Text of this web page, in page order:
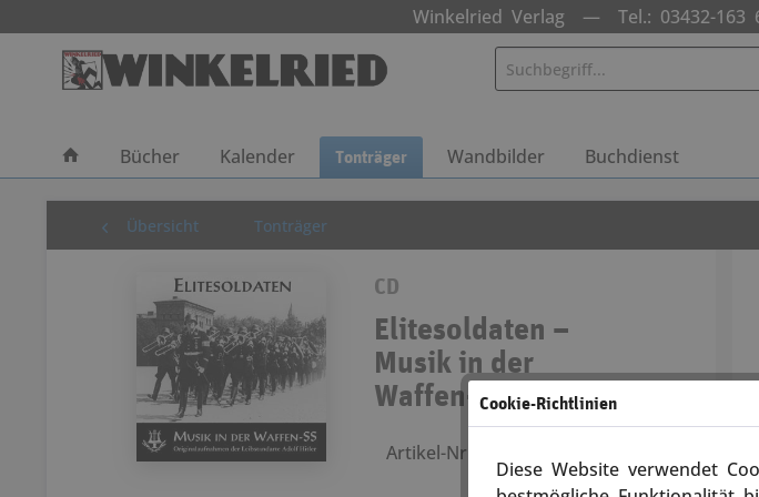
Winkelried Verlag — Tel.: 03432-
Bücher Kalender Tonträger Wandbilder Buchdienst
Übersicht Tonträger
CD
Elitesoldaten –
Musik in der
Waffen-SS
Artikel-Nr.: 30067
Cookie-Richtlinien
Diese Website verwendet